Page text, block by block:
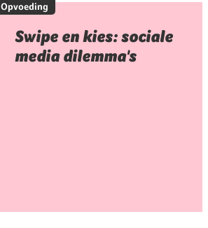
Opvoeding
Swipe en kies: sociale
media dilemma's